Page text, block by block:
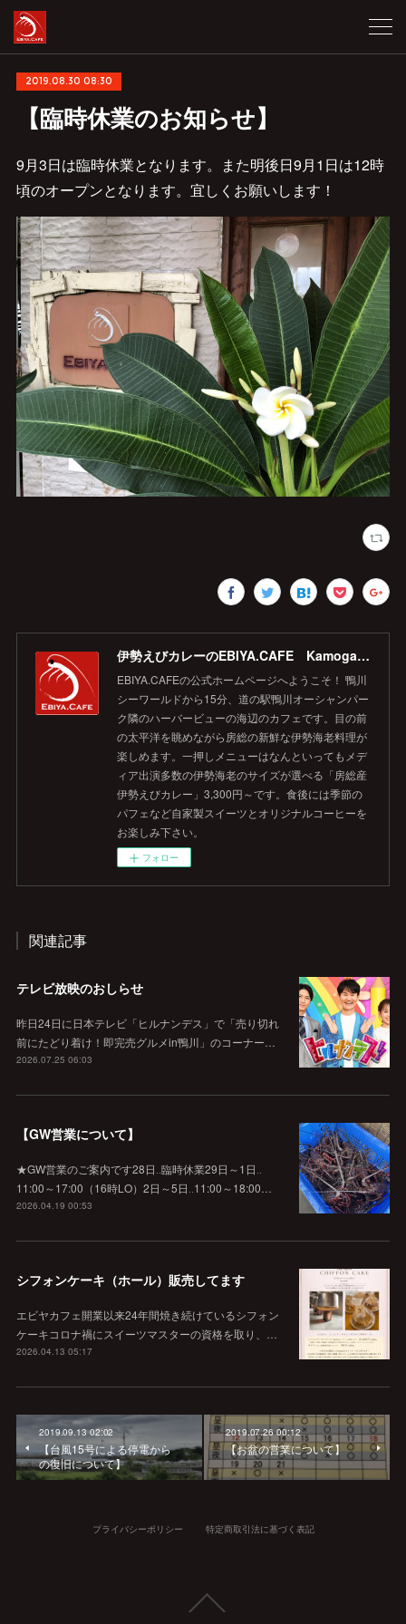
2019.08.30 08:30
【臨時休業のお知らせ】
9月3日は臨時休業となります。また明後日9月1日は12時
頃のオープンとなります。宜しくお願いします！
伊勢えびカレーのEBIYA.CAFE Kamogawa 【公式】
EBIYA.CAFEの公式ホームページへようこそ！ 鴨川
シーワールドから15分、道の駅鴨川オーシャンパー
ク隣のハーバービューの海辺のカフェです。目の前
の太平洋を眺めながら房総の新鮮な伊勢海老料理が
楽しめます。一押しメニューはなんといってもメデ
ィア出演多数の伊勢海老のサイズが選べる「房総産
伊勢えびカレー」3,300円～です。食後には季節の
パフェなど自家製スイーツとオリジナルコーヒーを
お楽しみ下さい。
フォロー
関連記事
テレビ放映のおしらせ
昨日24日に日本テレビ「ヒルナンデス」で「売り切れ
前にたどり着け！即完売グルメin鴨川」のコーナー…
2026.07.25 06:03
【GW営業について】
★GW営業のご案内です28日‥臨時休業29日～1日‥
11:00～17:00（16時LO）2日～5日‥11:00～18:00…
2026.04.19 00:53
シフォンケーキ（ホール）販売してます
エビヤカフェ開業以来24年間焼き続けているシフォン
ケーキコロナ禍にスイーツマスターの資格を取り、…
2026.04.13 05:17
2019.09.13 02:02
【台風15号による停電から
の復旧について】
2019.07.26 00:12
【お盆の営業について】
プライバシーポリシー 特定商取引法に基づく表記